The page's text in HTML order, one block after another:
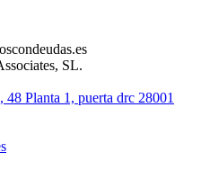
SL.
Planta 1, puerta drc 28001